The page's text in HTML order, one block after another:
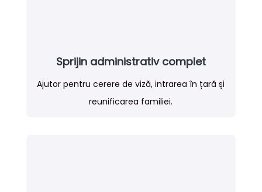
Sprijin administrativ complet
Ajutor pentru cerere de viză, intrarea în țară și
reunificarea familiei.